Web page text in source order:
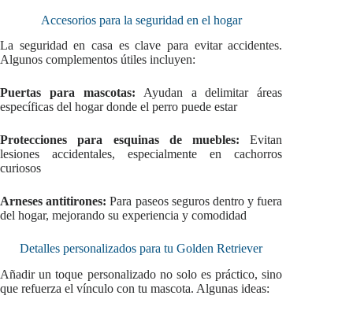
Accesorios para la seguridad en el hogar
La seguridad en casa es clave para evitar accidentes.
Algunos complementos útiles incluyen:
Puertas para mascotas: Ayudan a delimitar áreas
específicas del hogar donde el perro puede estar
Protecciones para esquinas de muebles: Evitan
lesiones accidentales, especialmente en cachorros
curiosos
Arneses antitirones: Para paseos seguros dentro y fuera
del hogar, mejorando su experiencia y comodidad
Detalles personalizados para tu Golden Retriever
Añadir un toque personalizado no solo es práctico, sino
que refuerza el vínculo con tu mascota. Algunas ideas: